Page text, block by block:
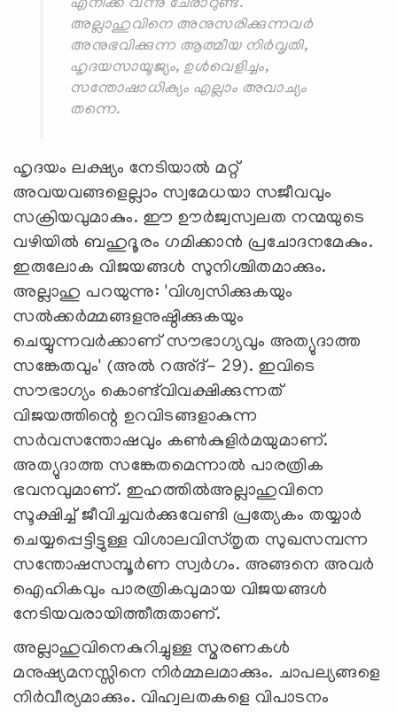
എനിക്ക്‌ വന്നു ചേരാറുണ്ട്.
അല്ലാഹുവിനെ അനുസരിക്കുന്നവര്‍
അനുഭവിക്കുന്ന ആത്മീയ നിര്‍വൃതി,
ഹൃദയസായൂജ്യം, ഉള്‍വെളിച്ചം,
സന്തോഷാധിക്യം എല്ലാം അവാച്യം
തന്നെ.
ഹൃദയം ലക്ഷ്യം നേടിയാല്‍ മറ്റ്
അവയവങ്ങളെല്ലാം സ്വമേധയാ സജീവവും
സക്രിയവുമാകും. ഈ ഊര്‍ജ്വസ്വലത നന്മയുടെ
വഴിയില്‍ ബഹുദൂരം ഗമിക്കാന്‍ പ്രചോദനമേകും.
ഇരുലോക വിജയങ്ങള്‍ സുനിശ്ചിതമാക്കും.
അല്ലാഹു പറയുന്നു: 'വിശ്വസിക്കുകയും
സല്‍ക്കര്‍മ്മങ്ങളനുഷ്ഠിക്കുകയും
ചെയ്യുന്നവര്‍ക്കാണ്‌ സൗഭാഗ്യവും അത്യുദാത്ത
സങ്കേതവും' (അല്‍ റഅ്ദ്- 29). ഇവിടെ
സൗഭാഗ്യം കൊണ്ട്‌വിവക്ഷിക്കുന്നത്‌
വിജയത്തിന്റെ ഉറവിടങ്ങളാകുന്ന
സര്‍വസന്തോഷവും കണ്‍കുളിര്‍മയുമാണ്.
അത്യുദാത്ത സങ്കേതമെന്നാല്‍ പാരത്രിക
ഭവനവുമാണ്. ഇഹത്തില്‍അല്ലാഹുവിനെ
സൂക്ഷിച്ച് ജീവിച്ചവര്‍ക്കുവേണ്ടി പ്രത്യേകം തയ്യാര്‍
ചെയ്യപ്പെട്ടിട്ടുള്ള വിശാലവിസ്തൃത സുഖസമ്പന്ന
സന്തോഷസമ്പൂര്‍ണ സ്വര്‍ഗം. അങ്ങനെ അവര്‍
ഐഹികവും പാരത്രികവുമായ വിജയങ്ങള്‍
നേടിയവരായിത്തീരുതാണ്.
അല്ലാഹുവിനെകുറിച്ചുള്ള സ്മരണകള്‍
മനുഷ്യമനസ്സിനെ നിര്‍മ്മലമാക്കും. ചാപല്യങ്ങളെ
നിര്‍വീര്യമാക്കും. വിഹ്വലതകളെ വിപാടനം